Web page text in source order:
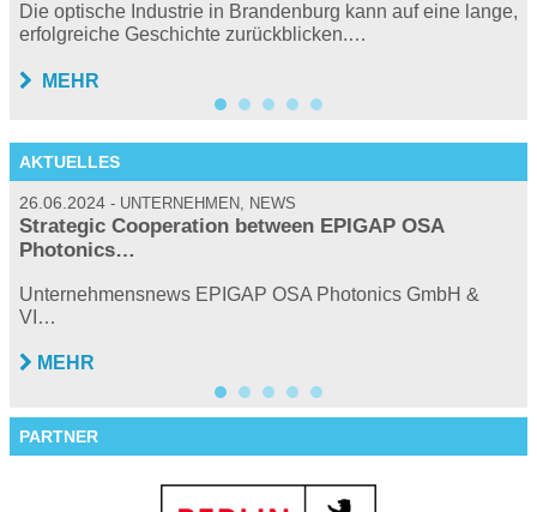
Die optische Industrie in Brandenburg kann auf eine lange,
erfolgreiche Geschichte zurückblicken.…
MEHR
AKTUELLES
26.06.2024 UNTERNEHMEN, NEWS
Strategic Cooperation between EPIGAP OSA
Photonics…
Unternehmensnews EPIGAP OSA Photonics GmbH &
VI…
MEHR
PARTNER